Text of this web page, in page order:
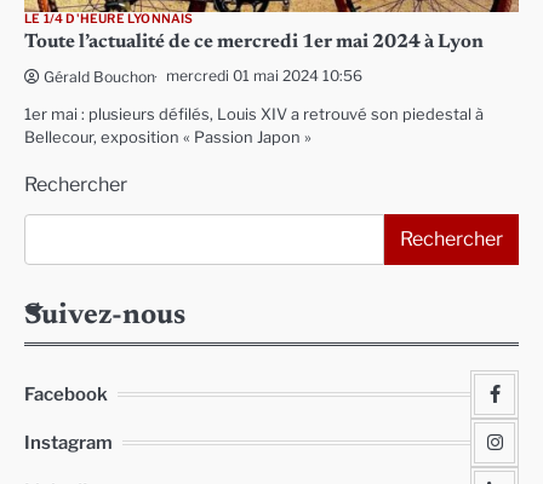
LE 1/4 D'HEURE LYONNAIS
Toute l’actualité de ce mercredi 1er mai 2024 à Lyon
Gérald Bouchon mercredi 01 mai 2024 10:56
1er mai : plusieurs défilés, Louis XIV a retrouvé son piedestal à
Bellecour, exposition « Passion Japon »
Rechercher
Rechercher
Suivez-nous
Facebook
Instagram